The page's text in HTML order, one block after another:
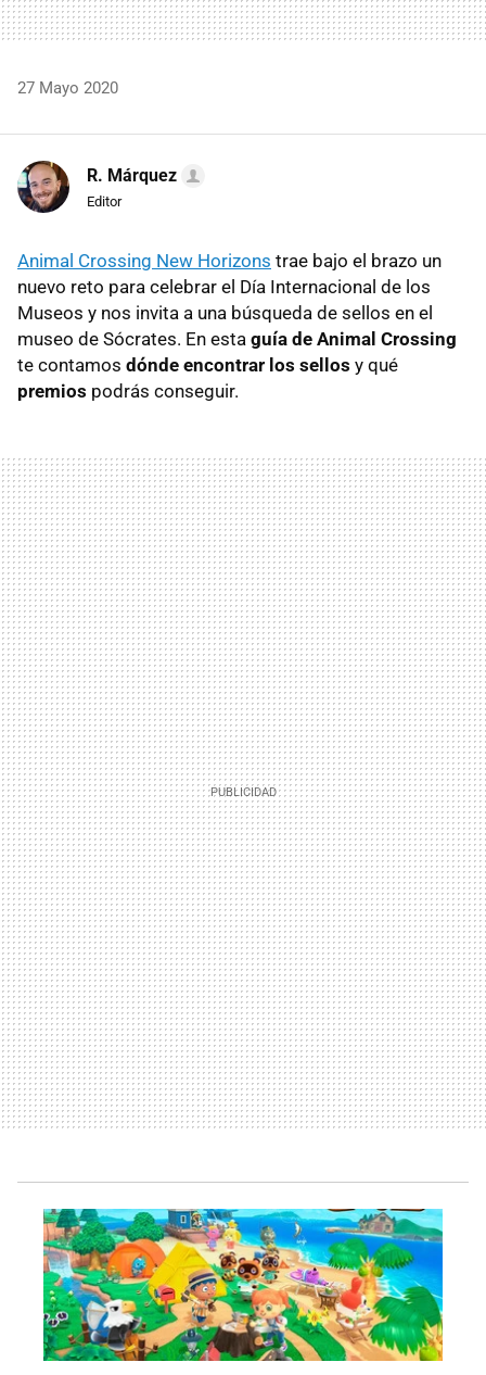
27 Mayo 2020
R. Márquez
Editor
Animal Crossing New Horizons trae bajo el brazo un
nuevo reto para celebrar el Día Internacional de los
Museos y nos invita a una búsqueda de sellos en el
museo de Sócrates. En esta guía de Animal Crossing
te contamos dónde encontrar los sellos y qué
premios podrás conseguir.